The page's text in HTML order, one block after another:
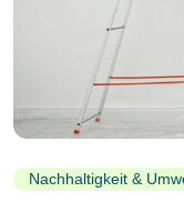
Nachhaltigkeit &